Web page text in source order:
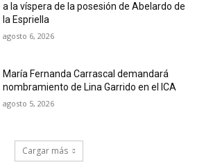
a la víspera de la posesión de Abelardo de
la Espriella
agosto 6, 2026
María Fernanda Carrascal demandará
nombramiento de Lina Garrido en el ICA
agosto 5, 2026
Cargar más